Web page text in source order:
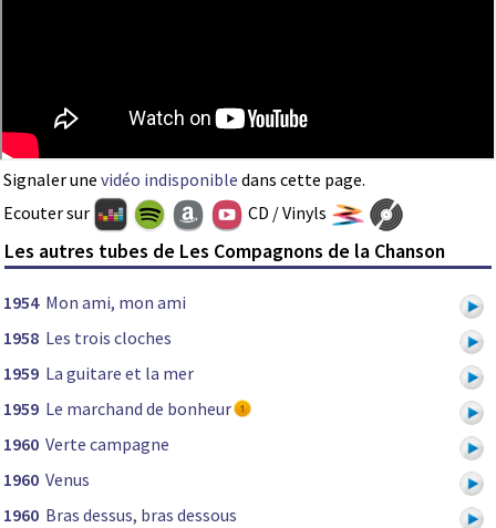
Signaler une vidéo indisponible dans cette page.
Ecouter sur
CD / Vinyls
Les autres tubes de Les Compagnons de la Chanson
1954 Mon ami, mon ami
1958 Les trois cloches
1959 La guitare et la mer
1959 Le marchand de bonheur
1960 Verte campagne
1960 Venus
1960 Bras dessus, bras dessous